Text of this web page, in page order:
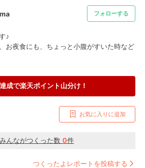
フォローする
♪
お夜食にも、ちょっと小腹がすいた時など
成で楽天ポイント山分け！
お気に入りに追加
みんながつくった数 0件
つくったよレポートを投稿する